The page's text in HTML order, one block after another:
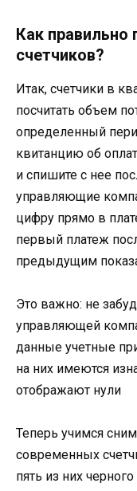
Как правильно
счетчиков?
Итак, счетчики в
посчитать объем
определенный
квитанцию об
и спишите с нее
управляющие
цифру прямо в
первый платеж
предыдущим
Это важно: не
управляющей
данные учетные
на них имеются
отображают нули
Теперь учимся
современных
пять из них